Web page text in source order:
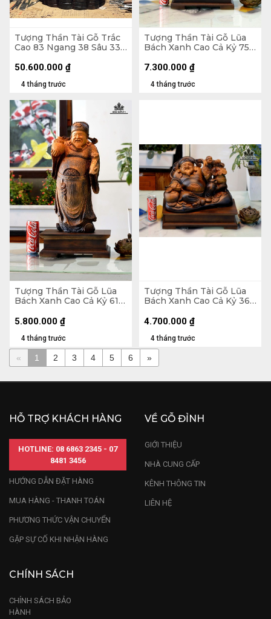
Tượng Thần Tài Gỗ Trắc
Cao 83 Ngang 38 Sâu 33
4 tháng trước
50.600.000 ₫
Tượng Thần Tài Gỗ Lũa
Bách Xanh Cao Cả Kỷ 75
Cao 10 (cm)
4 tháng trước
7.300.000 ₫
Tượng Thần Tài Gỗ Lũa
Bách Xanh Cao Cả Kỷ 61
Cao 10 (cm)
4 tháng trước
5.800.000 ₫
Tượng Thần Tài Gỗ Lũa
Bách Xanh Cao Cả Kỷ 36
Kỷ Cao 10 (cm)
4 tháng trước
4.700.000 ₫
« 1 2 3 4 5 6 »
HỖ TRỢ KHÁCH HÀNG
HOTLINE: 08 6863 2345 - 07
8481 3456
HƯỚNG DẪN ĐẶT HÀNG
MUA HÀNG - THANH TOÁN
PHƯƠNG THỨC VẬN CHUYỂN
GẶP SỰ CỐ KHI NHẬN HÀNG
VỀ GỖ ĐỈNH
GIỚI THIỆU
NHÀ CUNG CẤP
KÊNH THÔNG TIN
LIÊN HỆ
CHÍNH SÁCH
CHÍNH SÁCH BẢO
HÀNH